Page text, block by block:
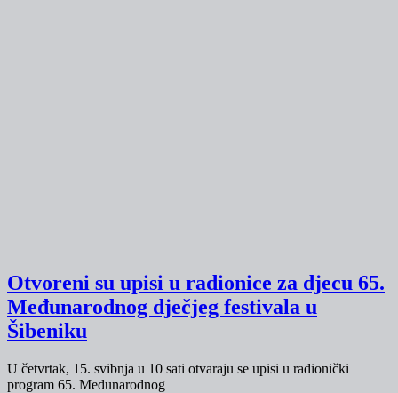
Otvoreni su upisi u radionice za djecu 65.
Međunarodnog dječjeg festivala u
Šibeniku
U četvrtak, 15. svibnja u 10 sati otvaraju se upisi u radionički
program 65. Međunarodnog